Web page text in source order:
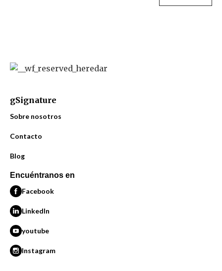
gSignature
Sobre nosotros
Contacto
Blog
Encuéntranos en
Facebook
LinkedIn
youtube
Instagram